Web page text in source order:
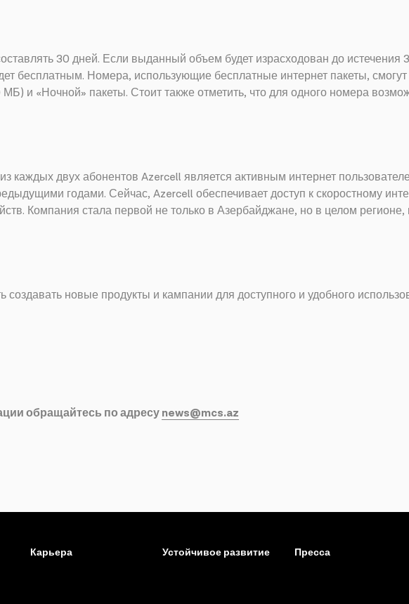
30 дней. Если выданный объем будет израсходован до истечения
бесплатным. Номера, использующие бесплатные интернет пакеты, смогут
и «Ночной» пакеты. Стоит также отметить, что для одного номера
каждых двух абонентов Azercell является активным интернет
годами. Сейчас, Azercell обеспечивает доступ к скоростному
Компания стала первой не только в Азербайджане, но в целом
создавать новые продукты и кампании для доступного и удобного
обращайтесь по адресуnews@mcs.az
Карьера Устойчивое развитие Пресса